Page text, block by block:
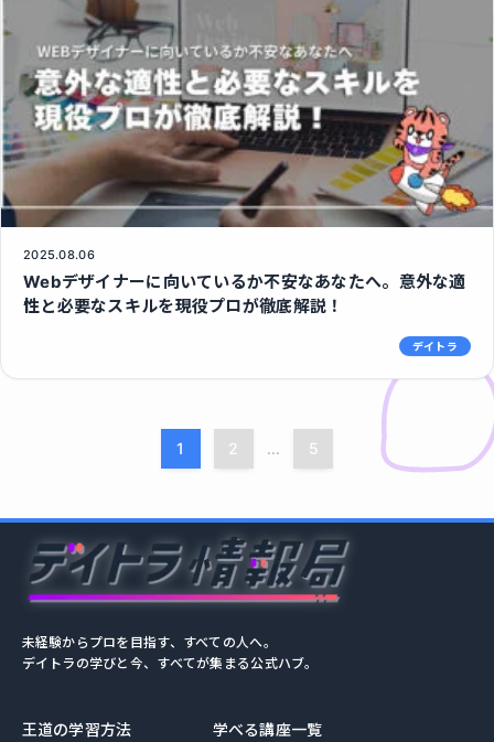
2025.08.06
Webデザイナーに向いているか不安なあなたへ。意外な適
性と必要なスキルを現役プロが徹底解説！
デイトラ
1 2 ... 5
未経験からプロを目指す、すべての人へ。
デイトラの学びと今、すべてが集まる公式ハブ。
王道の学習方法 学べる講座一覧